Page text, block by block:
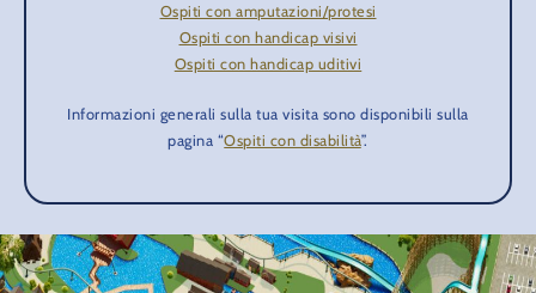
Ospiti con amputazioni/protesi
Ospiti con handicap visivi
Ospiti con handicap uditivi
Informazioni generali sulla tua visita sono disponibili sulla
pagina “Ospiti con disabilità”.